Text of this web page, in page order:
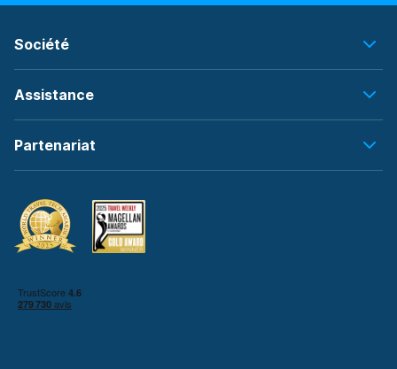
Société
Assistance
Partenariat